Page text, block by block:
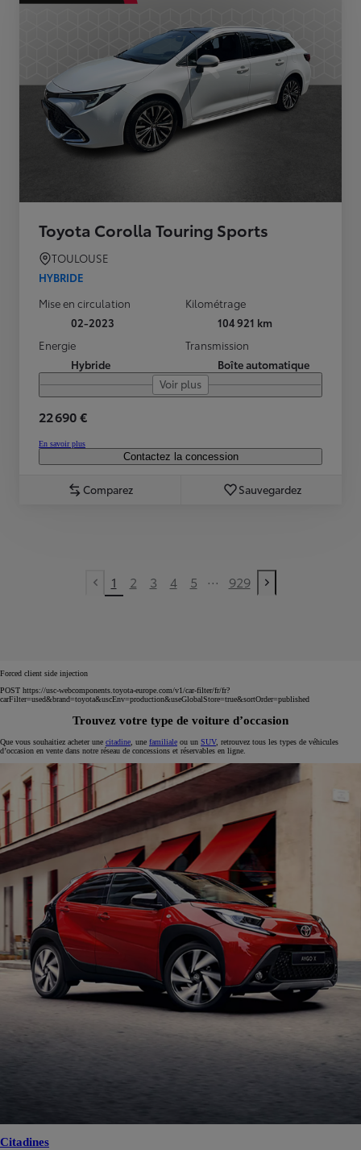
Toyota Corolla Touring Sports
TOULOUSE
HYBRIDE
Mise en circulation
02-2023
Kilométrage
104 921 km
Energie
Hybride
Transmission
Boîte automatique
Voir plus
22 690 €
En savoir plus
Contactez la concession
Comparez Sauvegardez
Previous page
1 2 3 4 5 ... 929
Next page
Forced client side injection
POST https://usc-webcomponents.toyota-europe.com/v1/car-filter/fr/fr?
carFilter=used&brand=toyota&uscEnv=production&useGlobalStore=true&sortOrder=published
Trouvez votre type de voiture d’occasion
Que vous souhaitiez acheter une citadine , une familiale ou un SUV, retrouvez tous les types de véhicules
d’occasion en vente dans notre réseau de concessions et réservables en ligne.
Citadines